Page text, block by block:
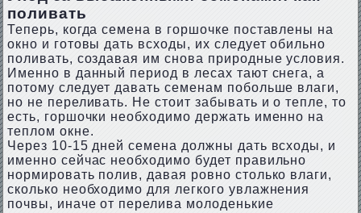
поливать
Теперь, когда семена в горшочке поставлены на
окно и готовы дать всходы, их следует обильно
поливать, создавая им снова природные условия.
Именно в данный период в лесах тают снега, а
потому следует давать семенам побольше влаги,
но не переливать. Не стоит забывать и о тепле, то
есть, горшочки необходимо держать именно на
теплом окне.
Через 10-15 дней семена должны дать всходы, и
именно сейчас необходимо будет правильно
нормировать полив, давая ровно столько влаги,
сколько необходимо для легкого увлажнения
почвы, иначе от перелива молоденькие